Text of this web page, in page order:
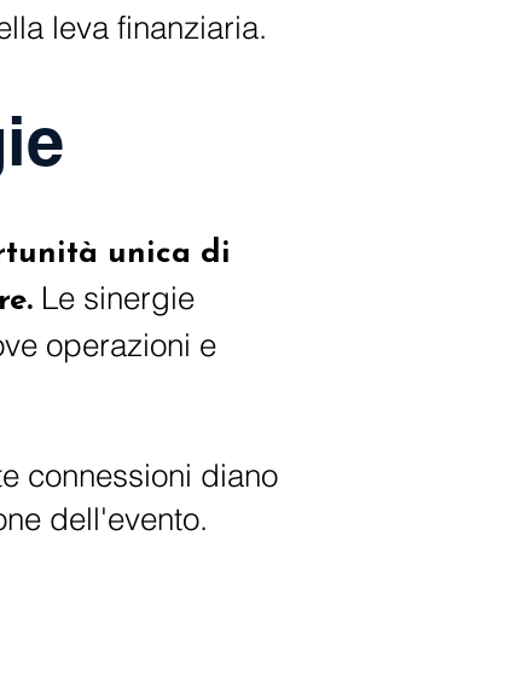
leva finanziaria.
unica di
Le sinergie
operazioni e
connessioni diano
dell'evento.